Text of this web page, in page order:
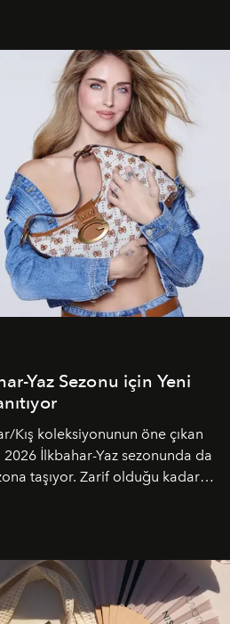
çıkıyor.
Yaz Sezonu için Yeni
Kış koleksiyonunun öne çıkan
2026 İlkbahar-Yaz sezonunda da
taşıyor. Zarif olduğu kadar